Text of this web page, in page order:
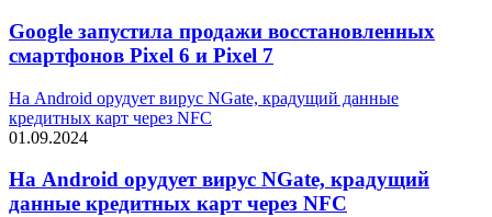
Google запустила продажи восстановленных
смартфонов Pixel 6 и Pixel 7
На Android орудует вирус NGate, крадущий данные
кредитных карт через NFC
01.09.2024
На Android орудует вирус NGate, крадущий
данные кредитных карт через NFC